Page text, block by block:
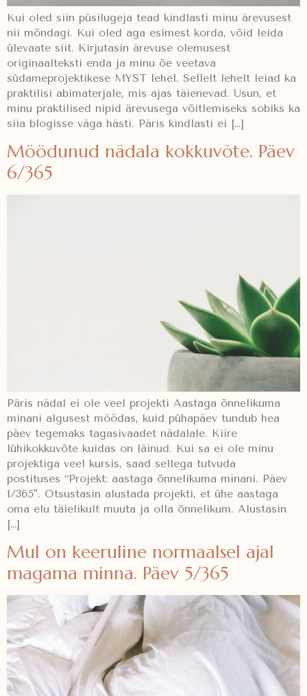
Kui oled siin püsilugeja tead kindlasti minu ärevusest
nii mõndagi. Kui oled aga esimest korda, võid leida
ülevaate siit. Kirjutasin ärevuse olemusest
originaalteksti enda ja minu õe veetava
südameprojektikese MYST lehel. Sellelt lehelt leiad ka
praktilisi abimaterjale, mis ajas täienevad. Usun, et
minu praktilised nipid ärevusega võitlemiseks sobiks ka
siia blogisse väga hästi. Päris kindlasti ei […]
Möödunud nädala kokkuvõte. Päev
6/365
Päris nädal ei ole veel projekti Aastaga õnnelikuma
minani algusest möödas, kuid pühapäev tundub hea
päev tegemaks tagasivaadet nädalale. Kiire
lühikokkuvõte kuidas on läinud. Kui sa ei ole minu
projektiga veel kursis, saad sellega tutvuda
postituses “Projekt: aastaga õnnelikuma minani. Päev
1/365″. Otsustasin alustada projekti, et ühe aastaga
oma elu täielikult muuta ja olla õnnelikum. Alustasin
[…]
Mul on keeruline normaalsel ajal
magama minna. Päev 5/365